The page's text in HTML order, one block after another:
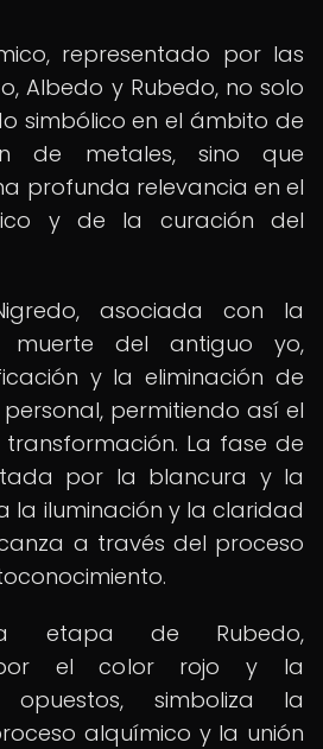
representado por las
Albedo y Rubedo, no solo
simbólico en el ámbito de
de metales, sino que
profunda relevancia en el
y de la curación del
asociada con la
del antiguo yo,
y la eliminación de
permitiendo así el
La fase de
por la blancura y la
la iluminación y la claridad
a través del proceso
etapa de Rubedo,
por el color rojo y la
simboliza la
alquímico y la unión